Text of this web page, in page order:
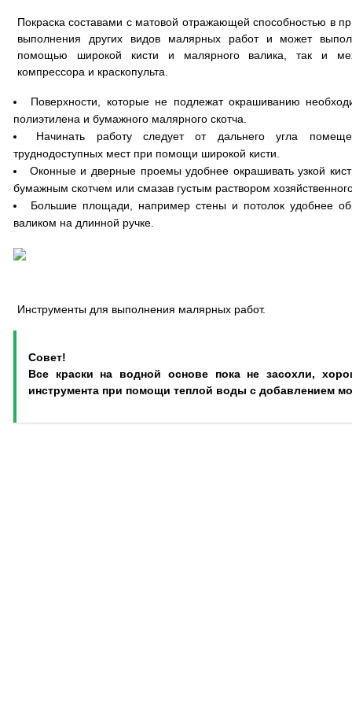
Покраска составами с матовой отражающей способностью в
выполнения других видов малярных работ и может
помощью широкой кисти и малярного валика, так и
компрессора и краскопульта.
Поверхности, которые не подлежат окрашиванию
полиэтилена и бумажного малярного скотча.
Начинать работу следует от дальнего угла
труднодоступных мест при помощи широкой кисти.
Оконные и дверные проемы удобнее окрашивать узкой
бумажным скотчем или смазав густым раствором
Большие площади, например стены и потолок удобнее
валиком на длинной ручке.
Инструменты для выполнения малярных работ.
Совет!
Все краски на водной основе пока не засохли,
инструмента при помощи теплой воды с добавлением